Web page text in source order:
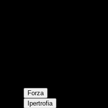
Forza
Ipertrofia